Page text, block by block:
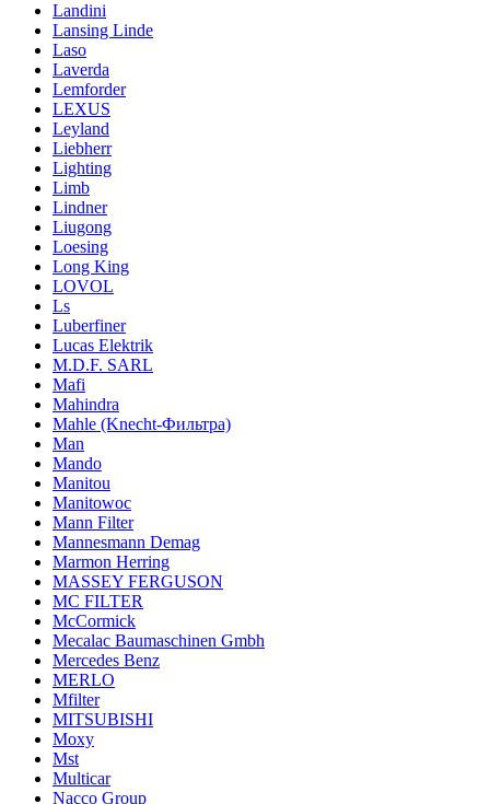
Landini
Lansing Linde
Laso
Laverda
Lemforder
LEXUS
Leyland
Liebherr
Lighting
Limb
Lindner
Liugong
Loesing
Long King
LOVOL
Ls
Luberfiner
Lucas Elektrik
M.D.F. SARL
Mafi
Mahindra
Mahle (Knecht-Фильтра)
Man
Mando
Manitou
Manitowoc
Mann Filter
Mannesmann Demag
Marmon Herring
MASSEY FERGUSON
MC FILTER
McCormick
Mecalac Baumaschinen Gmbh
Mercedes Benz
MERLO
Mfilter
MITSUBISHI
Moxy
Mst
Multicar
Nacco Group